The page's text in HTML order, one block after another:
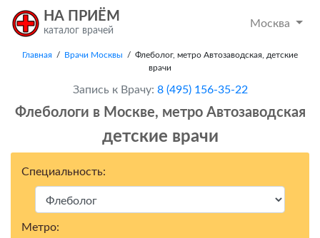
НА ПРИЁМ
каталог врачей
Москва
Главная / Врачи Москвы / Флеболог, метро Автозаводская, детские
врачи
Запись к Врачу: 8 (495) 156-35-22
Флебологи в Москвe, метро Автозаводская
детские врачи
Специальность:
Метро: